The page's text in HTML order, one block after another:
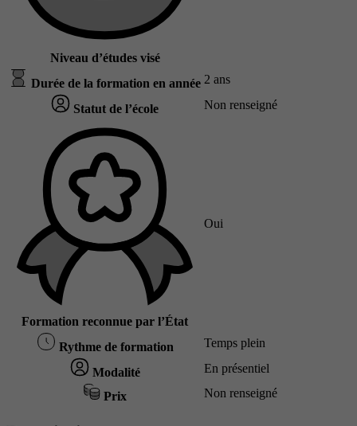
Niveau d’études visé
Durée de la formation en année 2 ans
Statut de l’école Non renseigné
Formation reconnue par l’État
Oui
Rythme de formation Temps plein
Modalité En présentiel
Prix Non renseigné